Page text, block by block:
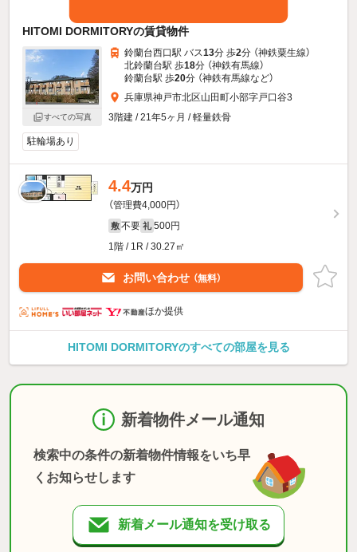
HITOMI DORMITORYの賃貸物件
すべての写真
鈴蘭台西口駅 バス13分 歩2分 （神鉄粟生線）
北鈴蘭台駅 歩18分 （神鉄有馬線）
鈴蘭台駅 歩20分 （神鉄有馬線など）
兵庫県神戸市北区山田町小部字戸口谷3
3階建 / 21年5ヶ月 / 軽量鉄骨
駐輪場あり
4.4万円
（管理費4,000円）
敷 不要 礼 500円
1階 / 1R / 30.27㎡
お問い合わせ （無料）
ほか提供
HITOMI DORMITORYのすべての部屋を見る
新着物件メール通知
検索中の条件の新着物件情報をいち早
くお知らせします
新着メール通知を受け取る